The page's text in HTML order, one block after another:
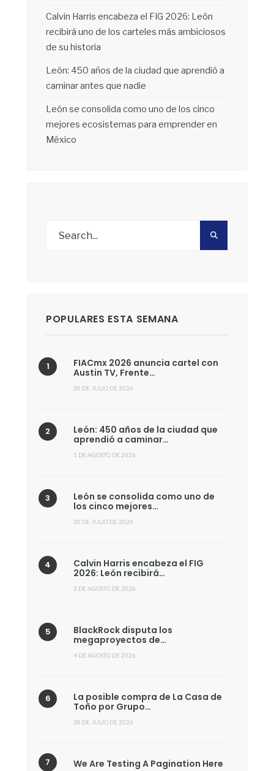
Calvin Harris encabeza el FIG 2026: León
recibirá uno de los carteles más ambiciosos
de su historia
León: 450 años de la ciudad que aprendió a
caminar antes que nadie
León se consolida como uno de los cinco
mejores ecosistemas para emprender en
México
POPULARES ESTA SEMANA
FIACmx 2026 anuncia cartel con
Austin TV, Frente…
30 DE JULIO DE 2026
León: 450 años de la ciudad que
aprendió a caminar…
1 DE AGOSTO DE 2026
León se consolida como uno de
los cinco mejores…
30 DE JULIO DE 2026
Calvin Harris encabeza el FIG
2026: León recibirá…
3 DE AGOSTO DE 2026
BlackRock disputa los
megaproyectos de…
4 DE AGOSTO DE 2026
La posible compra de La Casa de
Toño por Grupo…
28 DE JULIO DE 2026
We Are Testing A Pagination Here